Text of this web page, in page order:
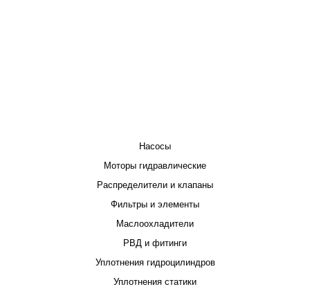
Насосы
Моторы гидравлические
Распределители и клапаны
Фильтры и элементы
Маслоохладители
РВД и фитинги
Уплотнения гидроцилиндров
Уплотнения статики